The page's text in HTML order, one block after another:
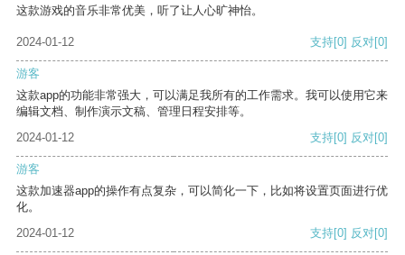
这款游戏的音乐非常优美，听了让人心旷神怡。
2024-01-12 支持[0] 反对[0]
游客
这款app的功能非常强大，可以满足我所有的工作需求。我可以使用它来
编辑文档、制作演示文稿、管理日程安排等。
2024-01-12
支持[0] 反对[0]
游客
这款加速器app的操作有点复杂，可以简化一下，比如将设置页面进行优
化。
2024-01-12
支持[0] 反对[0]